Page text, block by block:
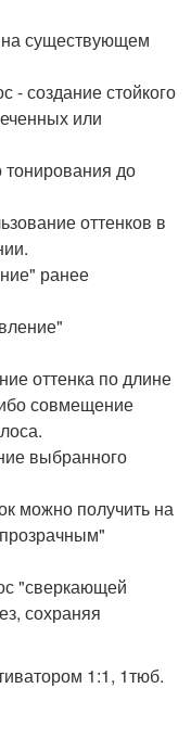
на существующем
- создание стойкого
или
тонирования до
оттенков в
ранее
оттенка по длине
совмещение
выбранного
можно получить на
"сверкающей
сохраняя
1:1, 1тюб.